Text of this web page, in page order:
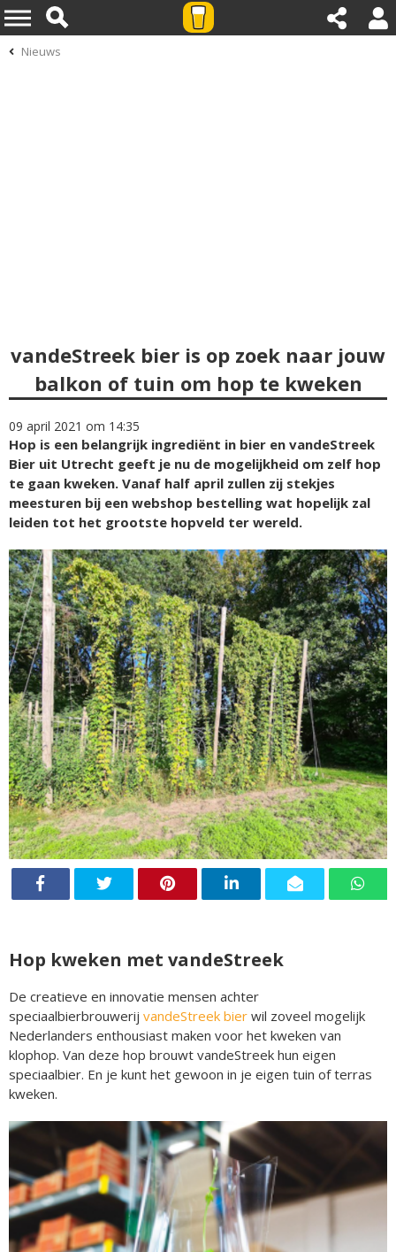
Nieuws
vandeStreek bier is op zoek naar jouw
balkon of tuin om hop te kweken
09 april 2021 om 14:35
Hop is een belangrijk ingrediënt in bier en vandeStreek
Bier uit Utrecht geeft je nu de mogelijkheid om zelf hop
te gaan kweken. Vanaf half april zullen zij stekjes
meesturen bij een webshop bestelling wat hopelijk zal
leiden tot het grootste hopveld ter wereld.
Hop kweken met vandeStreek
De creatieve en innovatie mensen achter
speciaalbierbrouwerij vandeStreek bier wil zoveel mogelijk
Nederlanders enthousiast maken voor het kweken van
klophop. Van deze hop brouwt vandeStreek hun eigen
speciaalbier. En je kunt het gewoon in je eigen tuin of terras
kweken.